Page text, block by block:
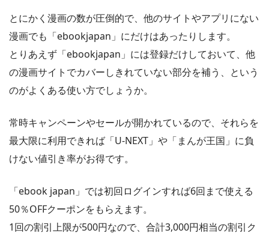
とにかく漫画の数が圧倒的で、他のサイトやアプリにない
漫画でも「ebookjapan」にだけはあったりします。
とりあえず「ebookjapan」には登録だけしておいて、他
の漫画サイトでカバーしきれていない部分を補う、という
のがよくある使い方でしょうか。
常時キャンペーンやセールが開かれているので、それらを
最大限に利用できれば「U-NEXT」や「まんが王国」に負
けない値引き率がお得です。
「ebook japan」では初回ログインすれば6回まで使える
50％OFFクーポンをもらえます。
1回の割引上限が500円なので、合計3,000円相当の割引ク